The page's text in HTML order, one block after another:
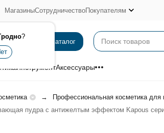
?
МагазиныСотрудничествоПокупателям
Каталог
ИнструментАксессуары
Профессиональная косметика для
пудра с антижелтым эффектом Kapous